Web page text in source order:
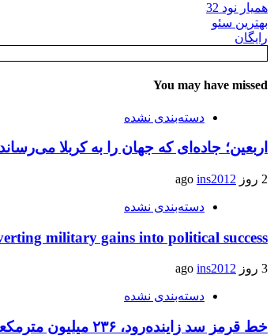
همیار نود 32
بهترین سئو
رایگان
You may have missed
دسته‌بندی نشده
اربعین؛ جاده‌ای که جهان را به کربلا می‌رساند
2 روز ago ins2012
دسته‌بندی نشده
military gains into political success
3 روز ago ins2012
دسته‌بندی نشده
خط قرمز سد زاینده‌رود، ۲۳۶ میلیون مترمکعب است